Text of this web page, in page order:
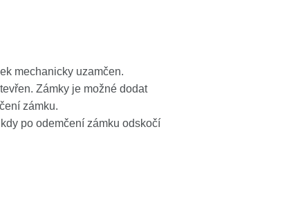
mechanicky uzamčen.
Zámky je možné dodat
zámku.
po odemčení zámku odskočí